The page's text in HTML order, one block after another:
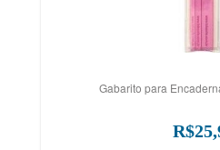
Gabarito para